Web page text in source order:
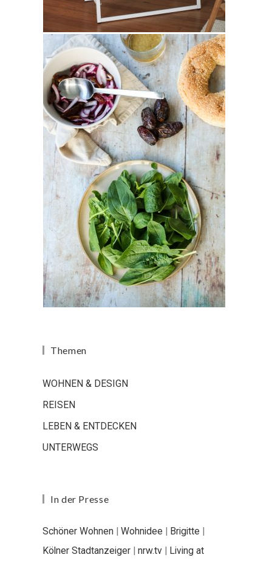
Themen
WOHNEN & DESIGN
REISEN
LEBEN & ENTDECKEN
UNTERWEGS
In der Presse
Schöner Wohnen | Wohnidee | Brigitte |
Kölner Stadtanzeiger | nrw.tv | Living at